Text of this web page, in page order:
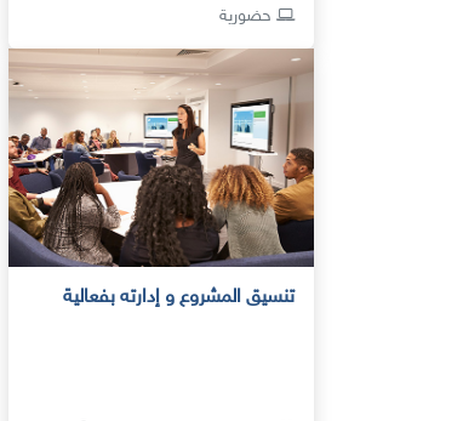
حضورية
تنسيق المشروع و إدارته بفعالية